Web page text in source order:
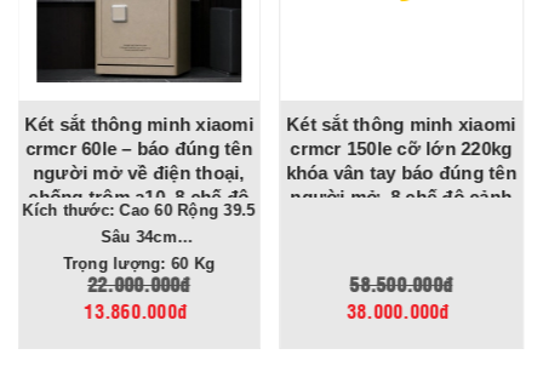
Két sắt thông minh xiaomi
crmcr 150le cỡ lớn 220kg
khóa vân tay báo đúng tên
người mở, 8 chế độ cảnh
báo về điện thoại
58.500.000đ
38.000.000đ
Két sắt bofa bf-v-100bj
nhập khẩu cao 1m khóa
vân tay app tuya chống
trộm cho gia đình, công ty,
65.000.000đ
39.000.000đ